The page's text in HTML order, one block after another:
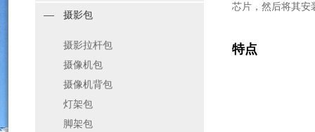
摄影包
摄影拉杆包
摄像机包
摄像机背包
灯架包
脚架包
芯片，然后将其安
特点